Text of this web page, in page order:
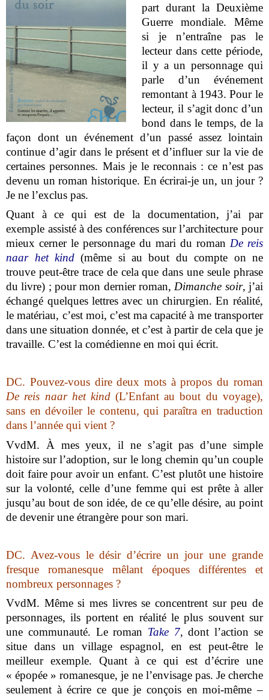
part durant la Deuxième
Guerre mondiale. Même
si je n’entraîne pas le
lecteur dans cette période,
il y a un personnage qui
parle d’un événement
remontant à 1943. Pour le
lecteur, il s’agit donc d’un
bond dans le temps, de la
façon dont un événement d’un passé assez lointain
continue d’agir dans le présent et d’influer sur la vie de
certaines personnes. Mais je le reconnais : ce n’est pas
devenu un roman historique. En écrirai-je un, un jour ?
Je ne l’exclus pas.
Quant à ce qui est de la documentation, j’ai par
exemple assisté à des conférences sur l’architecture pour
mieux cerner le personnage du mari du roman De reis
naar het kind (même si au bout du compte on ne
trouve peut-être trace de cela que dans une seule phrase
du livre) ; pour mon dernier roman, Dimanche soir, j’ai
échangé quelques lettres avec un chirurgien. En réalité,
le matériau, c’est moi, c’est ma capacité à me transporter
dans une situation donnée, et c’est à partir de cela que je
travaille. C’est la comédienne en moi qui écrit.
DC. Pouvez-vous dire deux mots à propos du roman
De reis naar het kind (L’Enfant au bout du voyage),
sans en dévoiler le contenu, qui paraîtra en traduction
dans l’année qui vient ?
VvdM.
À mes yeux, il ne s’agit pas d’une simple
histoire sur l’adoption, sur le long chemin qu’un couple
doit faire pour avoir un enfant. C’est plutôt une histoire
sur la volonté, celle d’une femme qui est prête à aller
jusqu’au bout de son idée, de ce qu’elle désire, au point
de devenir une étrangère pour son mari.
DC. Avez-vous le désir d’écrire un jour une grande
fresque romanesque mêlant époques différentes et
nombreux personnages ?
VvdM. Même si mes livres se concentrent sur peu de
personnages, ils portent en réalité le plus souvent sur
une communauté. Le roman Take 7, dont l’action se
situe dans un village espagnol, en est peut-être le
meilleur exemple. Quant à ce qui est d’écrire une
« épopée » romanesque, je ne l’envisage pas. Je cherche
seulement à écrire ce que je conçois en moi-même –